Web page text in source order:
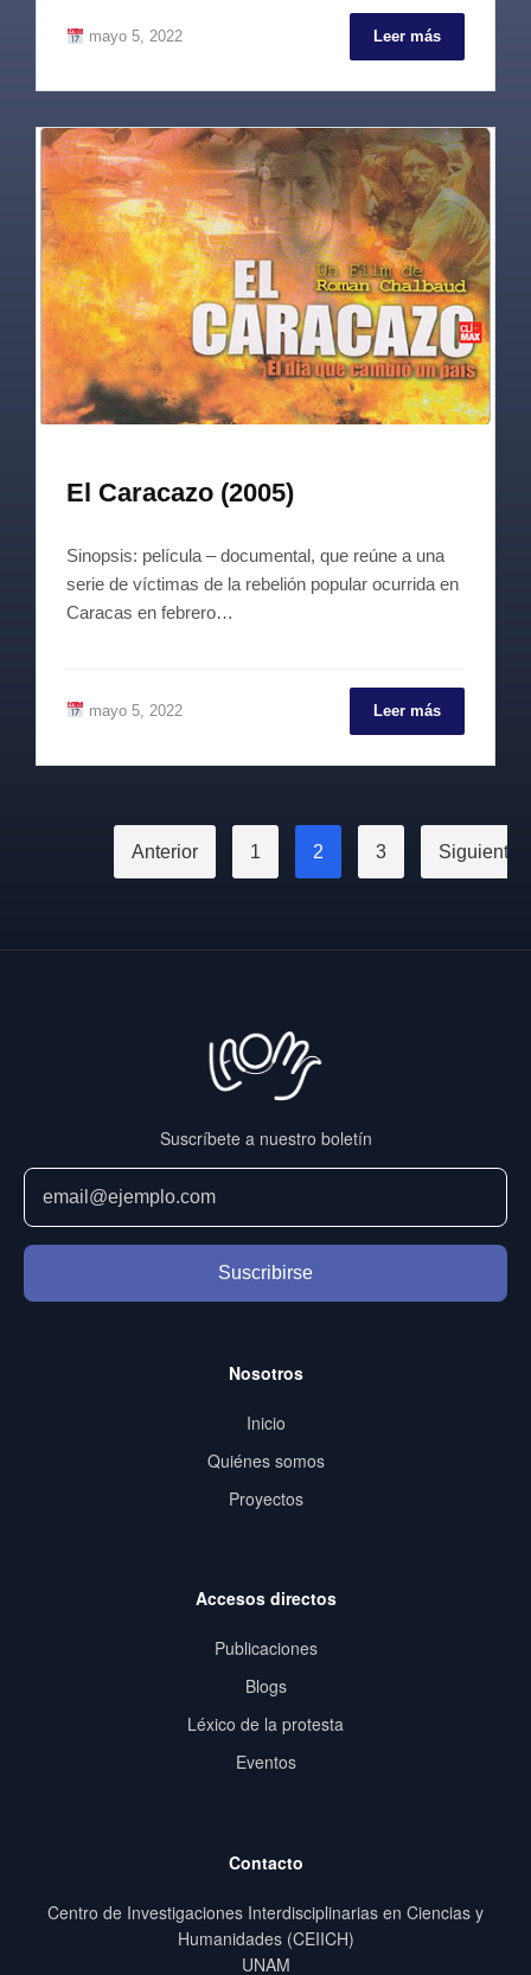
mayo 5, 2022 Leer más
El Caracazo (2005)
Sinopsis: película – documental, que reúne a una
serie de víctimas de la rebelión popular ocurrida en
Caracas en febrero…
mayo 5, 2022 Leer más
Paginación
Anterior 1 2 3 Siguiente
Suscríbete a nuestro boletín
Suscribirse
Nosotros
Inicio
Quiénes somos
Proyectos
Accesos directos
Publicaciones
Blogs
Léxico de la protesta
Eventos
Contacto
Centro de Investigaciones Interdisciplinarias en Ciencias y
Humanidades (CEIICH)
UNAM